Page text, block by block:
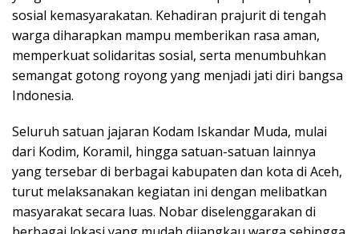
sosial kemasyarakatan. Kehadiran prajurit di tengah
warga diharapkan mampu memberikan rasa aman,
memperkuat solidaritas sosial, serta menumbuhkan
semangat gotong royong yang menjadi jati diri bangsa
Indonesia.
Seluruh satuan jajaran Kodam Iskandar Muda, mulai
dari Kodim, Koramil, hingga satuan-satuan lainnya
yang tersebar di berbagai kabupaten dan kota di Aceh,
turut melaksanakan kegiatan ini dengan melibatkan
masyarakat secara luas. Nobar diselenggarakan di